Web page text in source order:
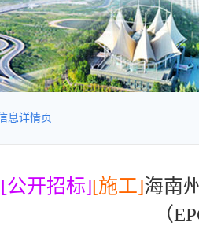
息详情页
[公开招标][施工]海南
（